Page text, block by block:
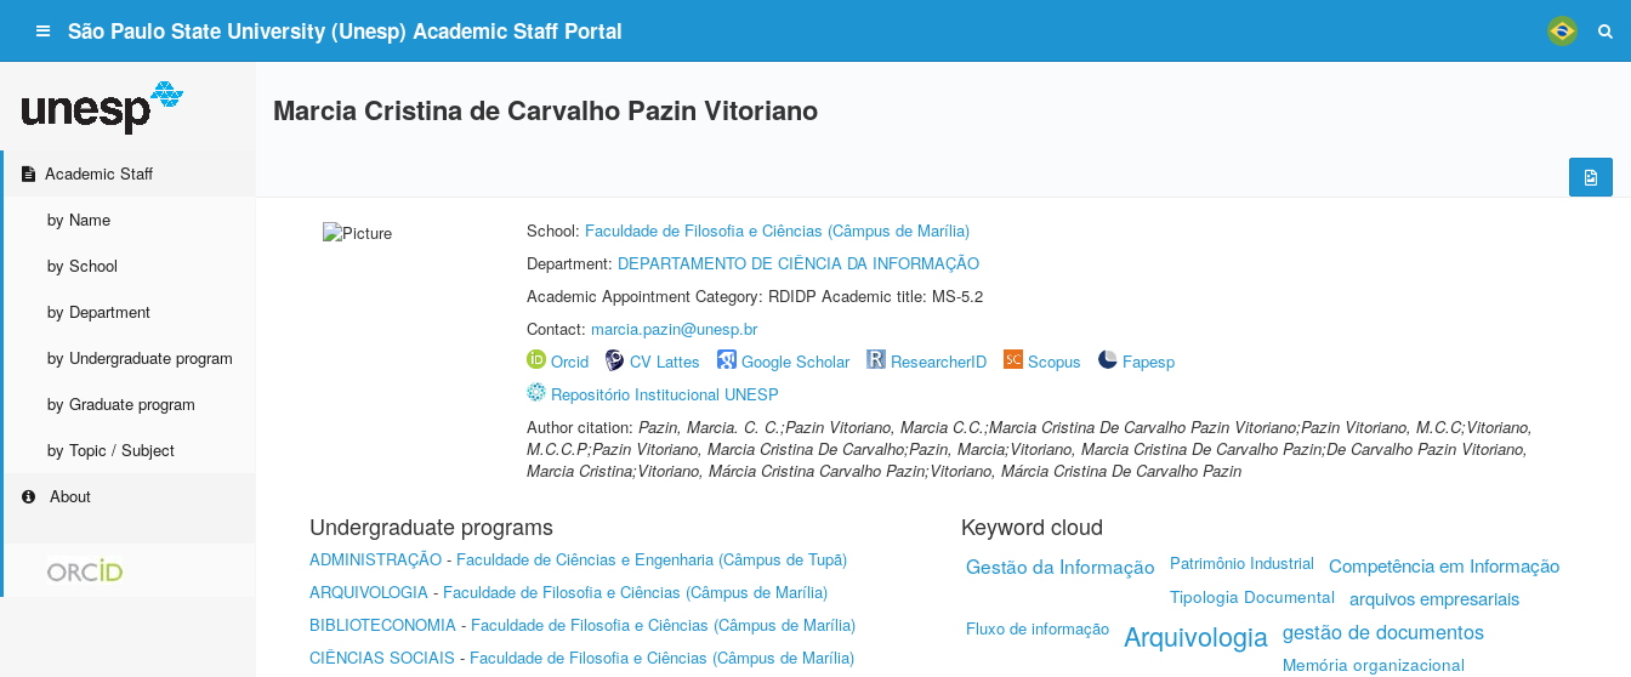
São Paulo State University (Unesp) Academic Staff Portal
Academic Staff
by Name
by School
by Department
by Undergraduate program
by Graduate program
by Topic / Subject
About
Marcia Cristina de Carvalho Pazin Vitoriano
School: Faculdade de Filosofia e Ciências (Câmpus de Marília)
Department: DEPARTAMENTO DE CIÊNCIA DA INFORMAÇÃO
Academic Appointment Category: RDIDP Academic title: MS-5.2
Contact: marcia.pazin@unesp.br
Orcid
CV Lattes Google Scholar ResearcherID Scopus
Fapesp
Repositório Institucional UNESP
Author citation: Pazin, Marcia. C. C.;Pazin Vitoriano, Marcia C.C.;Marcia Cristina De Carvalho Pazin Vitoriano;Pazin Vitoriano, M.C.C;Vitoriano,
M.C.C.P;Pazin Vitoriano, Marcia Cristina De Carvalho;Pazin, Marcia;Vitoriano, Marcia Cristina De Carvalho Pazin;De Carvalho Pazin Vitoriano,
Marcia Cristina;Vitoriano, Márcia Cristina Carvalho Pazin;Vitoriano, Márcia Cristina De Carvalho Pazin
Undergraduate programs
ADMINISTRAÇÃO - Faculdade de Ciências e Engenharia (Câmpus de Tupã)
ARQUIVOLOGIA - Faculdade de Filosofia e Ciências (Câmpus de Marília)
BIBLIOTECONOMIA - Faculdade de Filosofia e Ciências (Câmpus de Marília)
CIÊNCIAS SOCIAIS - Faculdade de Filosofia e Ciências (Câmpus de Marília)
Keyword cloud
Gestão da Informação Patrimônio Industrial Competência em Informação
Tipologia Documental arquivos empresariais
Fluxo de informação Arquivologia gestão de documentos
Memória organizacional